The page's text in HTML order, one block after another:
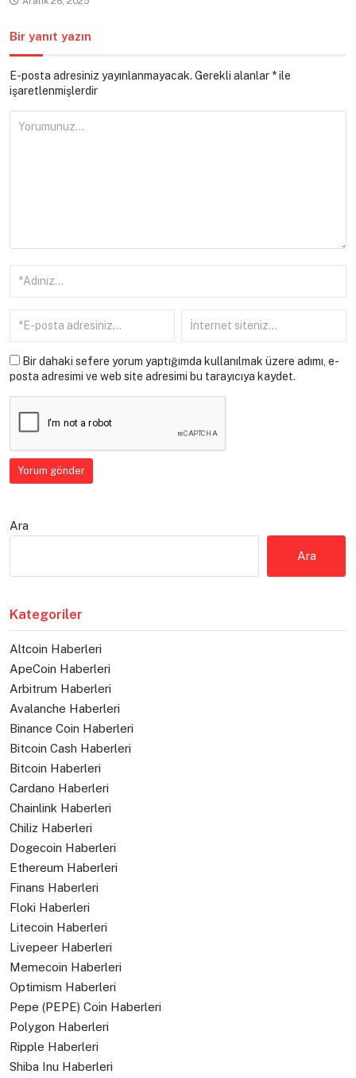
Bir yanıt yazın
E-posta adresiniz yayınlanmayacak. Gerekli alanlar *ile
işaretlenmişlerdir
Bir dahaki sefere yorum yaptığımda kullanılmak üzere adımı, e-
posta adresimi ve web site adresimi bu tarayıcıya kaydet.
Ara
Ara
Kategoriler
Altcoin Haberleri
ApeCoin Haberleri
Arbitrum Haberleri
Avalanche Haberleri
Binance Coin Haberleri
Bitcoin Cash Haberleri
Bitcoin Haberleri
Cardano Haberleri
Chainlink Haberleri
Chiliz Haberleri
Dogecoin Haberleri
Ethereum Haberleri
Finans Haberleri
Floki Haberleri
Litecoin Haberleri
Livepeer Haberleri
Memecoin Haberleri
Optimism Haberleri
Pepe (PEPE) Coin Haberleri
Polygon Haberleri
Ripple Haberleri
Shiba Inu Haberleri